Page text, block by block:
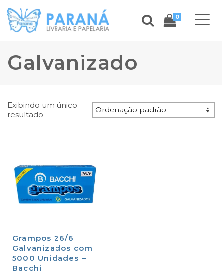
0
Galvanizado
Exibindo um único
resultado
Grampos 26/6
Galvanizados com
5000 Unidades –
Bacchi